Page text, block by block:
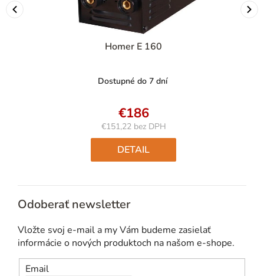
Homer E 160
Dostupné do 7 dní
€186
€151,22 bez DPH
Jednotková
cena:
DETAIL
Odoberať newsletter
Vložte svoj e-mail a my Vám budeme zasielať
informácie o nových produktoch na našom e-shope.
Email